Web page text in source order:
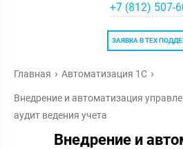
+7 (812) 507-
ЗАЯВКА В ТЕХ
Главная Автоматизация 1С
Внедрение и автоматизация
аудит ведения учета
Внедрение и